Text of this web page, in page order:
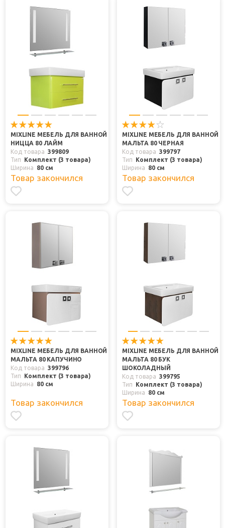
MIXLINE МЕБЕЛЬ ДЛЯ ВАННОЙ
НИЦЦА 80 ЛАЙМ
Код товара 399809
Тип
Комплект (3 товара)
Ширина
80 см
Товар закончился
MIXLINE МЕБЕЛЬ ДЛЯ ВАННОЙ
МАЛЬТА 80 ЧЕРНАЯ
Код товара 399797
Тип
Комплект (3 товара)
Ширина
80 см
Товар закончился
MIXLINE МЕБЕЛЬ ДЛЯ ВАННОЙ
МАЛЬТА 80 КАПУЧИНО
Код товара 399796
Тип
Комплект (3 товара)
Ширина
80 см
Товар закончился
MIXLINE МЕБЕЛЬ ДЛЯ ВАННОЙ
МАЛЬТА 80 БУК
ШОКОЛАДНЫЙ
Код товара 399795
Тип
Комплект (3 товара)
Ширина
80 см
Товар закончился